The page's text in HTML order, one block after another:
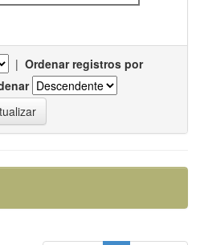
| Ordenar registros por